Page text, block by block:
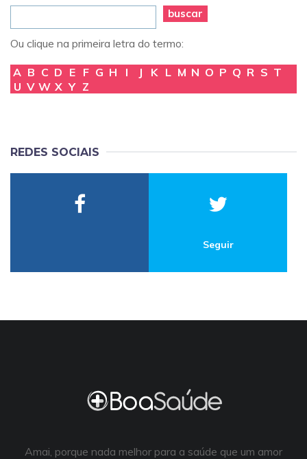
buscar
Ou clique na primeira letra do termo:
A B C D E F G H I J K L M N O P Q R S T
U V W X Y Z
REDES SOCIAIS
Seguir
Amai, porque nada melhor para a saúde que um amor